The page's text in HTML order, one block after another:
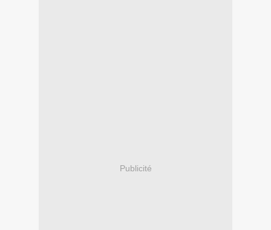
Publicité